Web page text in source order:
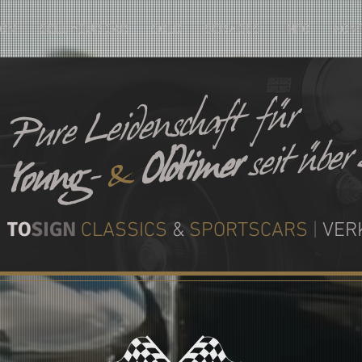
SELL YOUR CAR SOLD SERVICES INFO
Pure Leidenschaft für
Young-&Oldtimerseit
TOSIGN CLASSICS & SPORTSCARS |